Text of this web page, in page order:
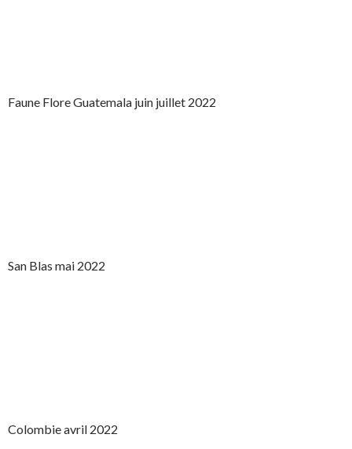
Faune Flore Guatemala juin juillet 2022
San Blas mai 2022
Colombie avril 2022